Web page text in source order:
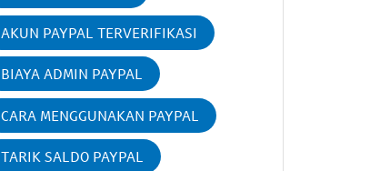
AKUN PAYPAL TERVERIFIKASI
BIAYA ADMIN PAYPAL
CARA MENGGUNAKAN PAYPAL
TARIK SALDO PAYPAL